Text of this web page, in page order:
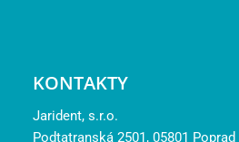
KONTAKTY
Jarident, s.r.o.
Podtatranská 2501, 05801 Poprad